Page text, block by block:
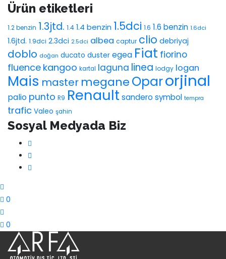
Ürün etiketleri
1.2 benzin 1.3jtd. 1.4 1.4 benzin 1.5dci 1.6 1.6 benzin 1.6dci
1.6jtd. 1.9dci 2.3dci 2.5dci albea captur clio debriyaj
doblo doğan ducato duster egea Fiat fiorino
fluence kangoo kartal laguna linea lodgy logan
Mais master meganeOparorjinal
palio punto R9 Renault sandero symbol tempra
trafic Valeo şahin
Sosyal Medyada Biz
0
0